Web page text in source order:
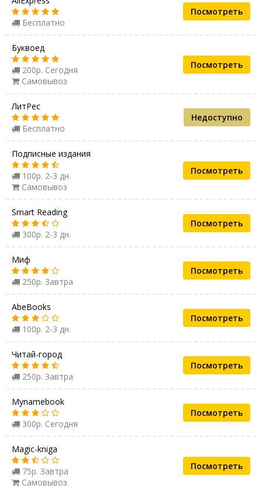
Бесплатно
Посмотреть
Буквоед
200р. Сегодня
Самовывоз
Посмотреть
ЛитРес
Бесплатно
Недоступно
Подписные издания
100р. 2-3 дн.
Самовывоз
Посмотреть
Smart Reading
300р. 2-3 дн.
Посмотреть
Миф
250р. Завтра
Посмотреть
AbeBooks
100р. 2-3 дн.
Посмотреть
Читай-город
250р. Завтра
Посмотреть
Mynamebook
300р. Сегодня
Посмотреть
Magic-kniga
75р. Завтра
Самовывоз
Посмотреть